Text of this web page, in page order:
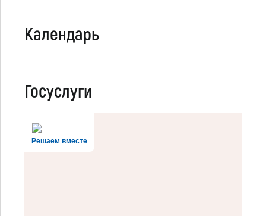
Календарь
Госуслуги
Решаем вместе